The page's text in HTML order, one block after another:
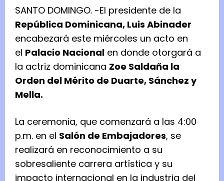
SANTO DOMINGO. -El presidente de la
República Dominicana, Luis Abinader
encabezará este miércoles un acto en
el Palacio Nacional en donde otorgará a
la actriz dominicana Zoe Saldaña la
Orden del Mérito de Duarte, Sánchez y
Mella.
La ceremonia, que comenzará a las 4:00
p.m. en el Salón de Embajadores, se
realizará en reconocimiento a su
sobresaliente carrera artística y su
impacto internacional en la industria del